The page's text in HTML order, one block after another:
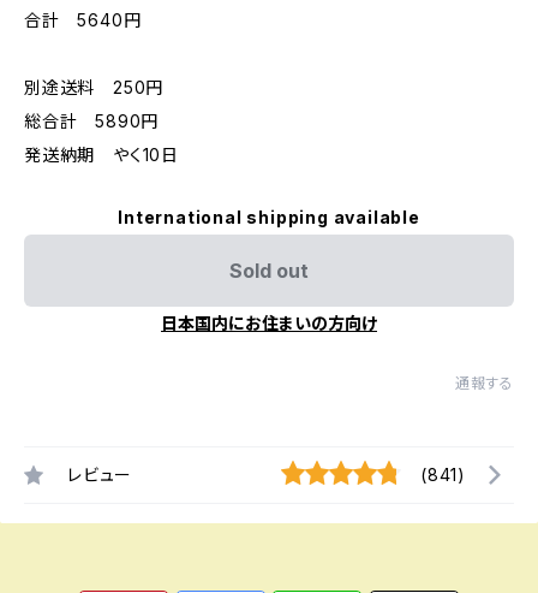
合計 5640円
別途送料 250円
総合計 5890円
発送納期 やく10日
International shipping available
Sold out
日本国内にお住まいの方向け
通報する
レビュー (841)